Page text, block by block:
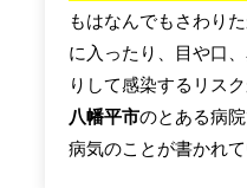
もはなんでもさわり
に入ったり、目や口
りして感染するリスク
八幡平市のとある病
病気のことが書かれて